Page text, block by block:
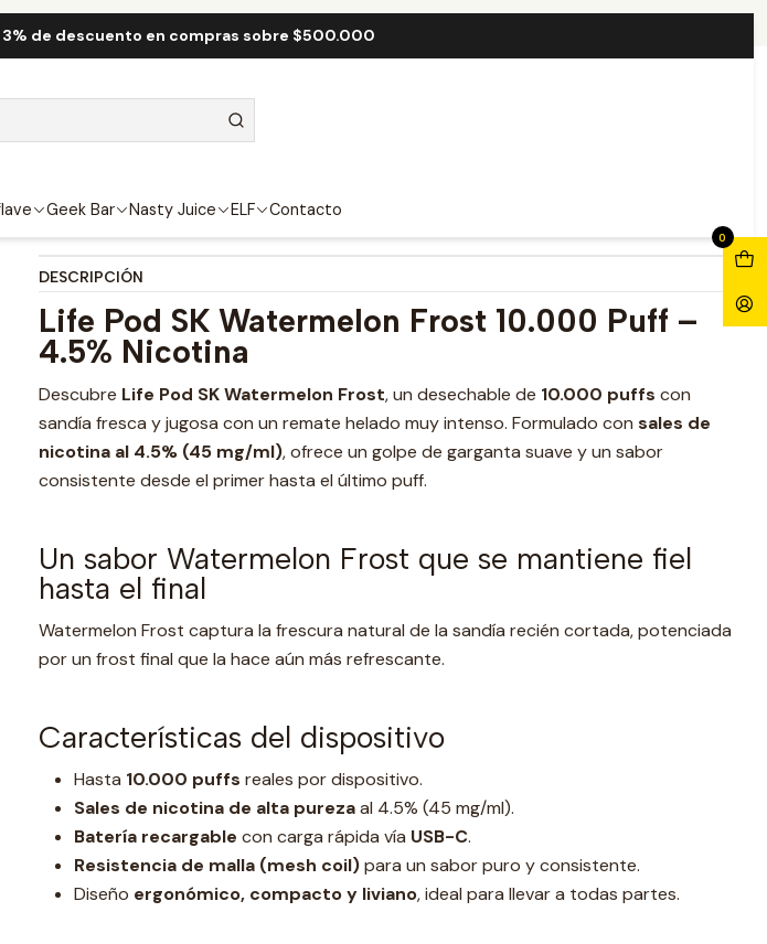
de descuento en compras sobre $500.000
Geek Bar Nasty Juice ELF Contacto
0
Life Pod SK Watermelon Frost 10.000 Puff
DESCRIPCIÓN
Life Pod SK Watermelon Frost 10.000 Puff –
4.5% Nicotina
Descubre Life Pod SK Watermelon Frost, un desechable de 10.000 puffs con
sandía fresca y jugosa con un remate helado muy intenso. Formulado con sales de
nicotina al 4.5% (45 mg/ml), ofrece un golpe de garganta suave y un sabor
consistente desde el primer hasta el último puff.
Un sabor Watermelon Frost que se mantiene fiel
hasta el final
Watermelon Frost captura la frescura natural de la sandía recién cortada, potenciada
por un frost final que la hace aún más refrescante.
Características del dispositivo
Hasta 10.000 puffs reales por dispositivo.
Sales de nicotina de alta purezaal 4.5% (45 mg/ml).
Batería recargable con carga rápida vía USB-C.
Resistencia de malla (mesh coil)para un sabor puro y consistente.
Diseño ergonómico, compacto y liviano, ideal para llevar a todas partes.